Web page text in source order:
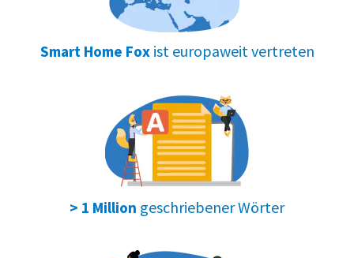
Smart Home Foxist europaweit vertreten
> 1 Million geschriebener Wörter